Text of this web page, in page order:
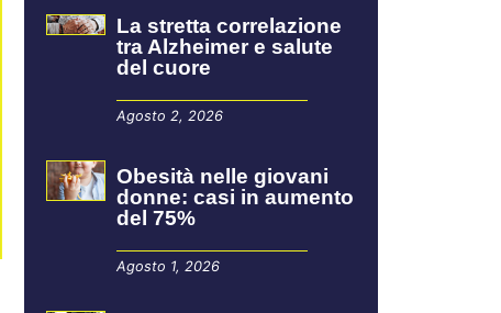
La stretta correlazione
tra Alzheimer e salute
del cuore
Agosto 2, 2026
Obesità nelle giovani
donne: casi in aumento
del 75%
Agosto 1, 2026